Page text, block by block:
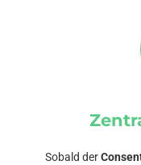
Sobald der